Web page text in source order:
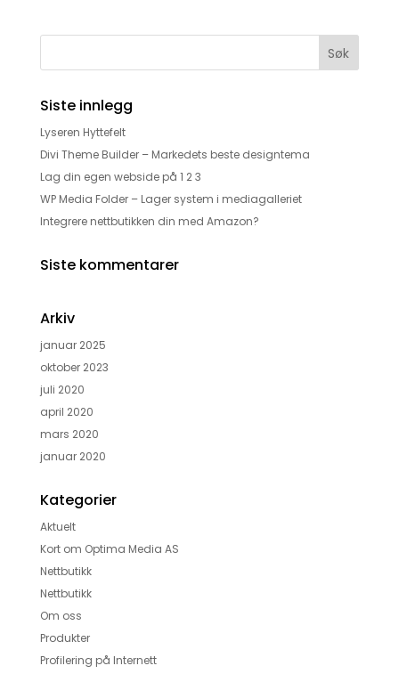
Siste innlegg
Lyseren Hyttefelt
Divi Theme Builder – Markedets beste designtema
Lag din egen webside på 1 2 3
WP Media Folder – Lager system i mediagalleriet
Integrere nettbutikken din med Amazon?
Siste kommentarer
Arkiv
januar 2025
oktober 2023
juli 2020
april 2020
mars 2020
januar 2020
Kategorier
Aktuelt
Kort om Optima Media AS
Nettbutikk
Nettbutikk
Om oss
Produkter
Profilering på Internett